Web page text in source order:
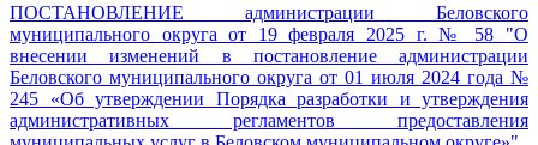
ПОСТАНОВЛЕНИЕ администрации Беловского
муниципального округа от 19 февраля 2025 г. № 58 "О
внесении изменений в постановление администрации
Беловского муниципального округа от 01 июля 2024 года №
245 «Об утверждении Порядка разработки и утверждения
административных регламентов предоставления